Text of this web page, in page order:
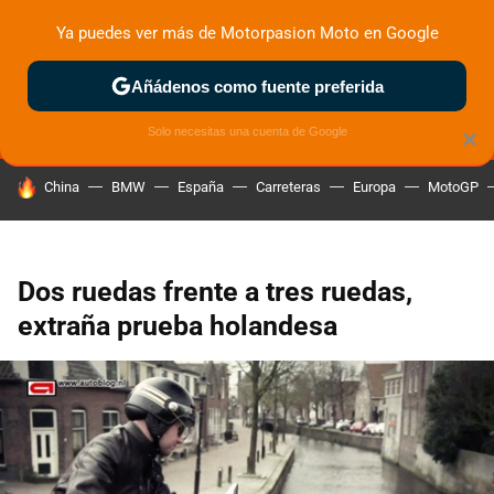
MENÚ NUEVO
ZONA DE PRUEBAS DEPORTIVAS MOTOS ELÉCTRICAS
HOY SE HABLA DE
China BMW España Carreteras Europa MotoGP
Dos ruedas frente a tres ruedas,
extraña prueba holandesa
×
Ya puedes ver más de Motorpasion Moto en Google
Añádenos como fuente preferida
Solo necesitas una cuenta de Google